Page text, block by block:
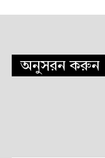
অনুসরন করুন